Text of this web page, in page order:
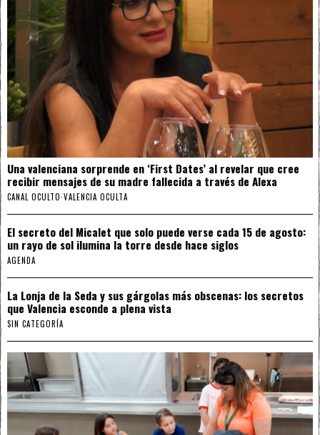
Una valenciana sorprende en ‘First Dates’ al revelar que cree
recibir mensajes de su madre fallecida a través de Alexa
CANAL OCULTO·VALENCIA OCULTA
El secreto del Micalet que solo puede verse cada 15 de agosto:
un rayo de sol ilumina la torre desde hace siglos
AGENDA
La Lonja de la Seda y sus gárgolas más obscenas: los secretos
que Valencia esconde a plena vista
SIN CATEGORÍA